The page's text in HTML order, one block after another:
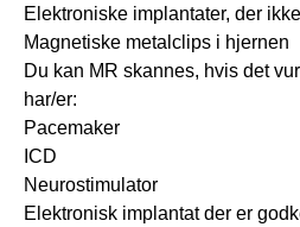
Elektroniske implantater, der
Magnetiske metalclips i hjernen
Du kan MR skannes, hvis det
har/er:
Pacemaker
ICD
Neurostimulator
Elektronisk implantat der er